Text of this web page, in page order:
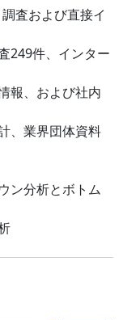
査および直接イ
249件、インター
報、および社内
、業界団体資料
ン分析とボトム